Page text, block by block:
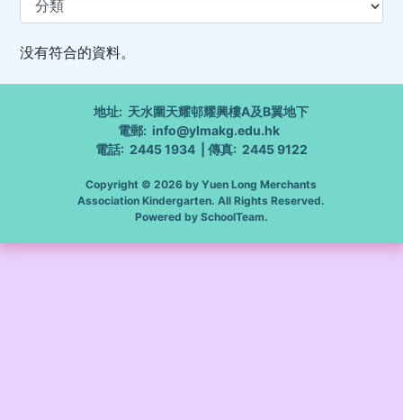
没有符合的資料。
地址: 天水圍天耀邨耀興樓A及B翼地下
電郵: info@ylmakg.edu.hk
電話: 2445 1934 | 傳真: 2445 9122
Copyright © 2026 by Yuen Long Merchants
Association Kindergarten. All Rights Reserved.
Powered by SchoolTeam.